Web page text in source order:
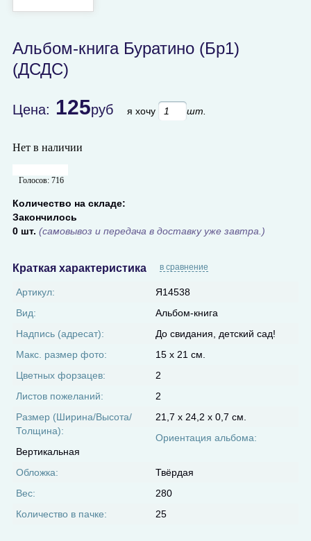
Альбом-книга Буратино (Бр1)
(ДСДС)
Цена: 125руб я хочу шт.
Нет в наличии
Голосов: 716
Количество на складе:
Закончилось
0 шт. (самовывоз и передача в доставку уже завтра.)
Краткая характеристика в сравнение
Артикул:
Я14538
Вид:
Альбом-книга
Надпись (адресат):
До свидания, детский сад!
Макс. размер фото:
15 х 21 см.
Цветных форзацев:
2
Листов пожеланий:
2
Размер (Ширина/Высота/
Толщина):
21,7 х 24,2 х 0,7 см.
Ориентация альбома:
Вертикальная
Обложка:
Твёрдая
Вес:
280
Количество в пачке:
25